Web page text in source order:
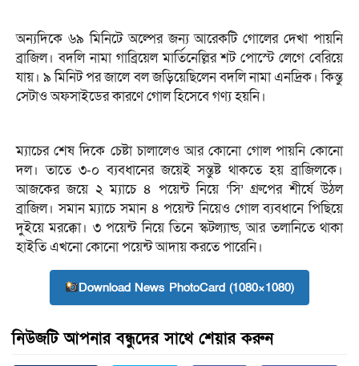
অন্যদিকে ৬৯ মিনিটে অল্পের জন্য আরেকটি গোলের দেখা পায়নি
ব্রাজিল। বদলি নামা গাব্রিয়েল মার্তিনেল্লির শট পোস্টে লেগে বেরিয়ে
যায়। ৯ মিনিট পর জালে বল জড়িয়েছিলেন বদলি নামা এনদ্রিক। কিন্তু
সেটাও অফসাইডের কারণে গোল হিসেবে গণ্য হয়নি।
ম্যাচের শেষ দিকে চেষ্টা চালালেও আর কোনো গোল পায়নি কোনো
দল। তাতে ৩-০ ব্যবধানের জয়েই সন্তুষ্ট থাকতে হয় ব্রাজিলকে।
আজকের জয়ে ২ ম্যাচে ৪ পয়েন্ট নিয়ে ‘সি’ গ্রুপের শীর্ষে উঠল
ব্রাজিল। সমান ম্যাচে সমান ৪ পয়েন্ট নিয়েও গোল ব্যবধানে পিছিয়ে
দুইয়ে মরক্কো। ৩ পয়েন্ট নিয়ে তিনে স্কটল্যান্ড, আর তলানিতে থাকা
হাইতি এখনো কোনো পয়েন্ট আদায় করতে পারেনি।
Download News PhotoCard (1080×1080)
নিউজটি আপনার বন্ধুদের সাথে শেয়ার করুন